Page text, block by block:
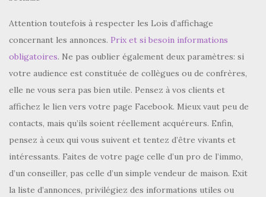
Attention toutefois à respecter les Lois d’affichage
concernant les annonces. Prix et si besoin informations
obligatoires. Ne pas oublier également deux paramètres: si
votre audience est constituée de collègues ou de confrères,
elle ne vous sera pas bien utile. Pensez à vos clients et
affichez le lien vers votre page Facebook. Mieux vaut peu de
contacts, mais qu’ils soient réellement acquéreurs. Enfin,
pensez à ceux qui vous suivent et tentez d’être vivants et
intéressants. Faites de votre page celle d’un pro de l’immo,
d’un conseiller, pas celle d’un simple vendeur de maison. Exit
la liste d’annonces, privilégiez des informations utiles ou